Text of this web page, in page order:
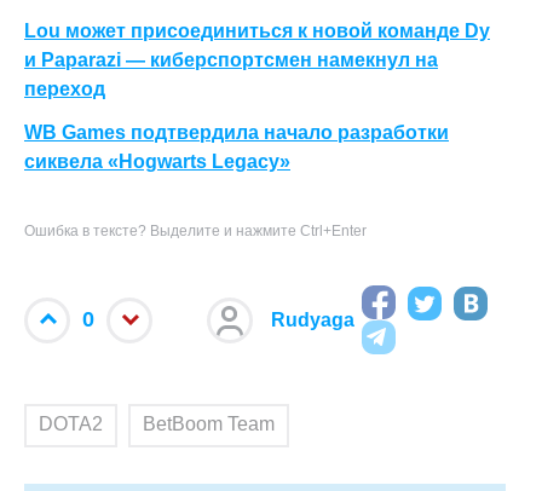
Lou может присоединиться к новой команде Dy
и Paparazi — киберспортсмен намекнул на
переход
WB Games подтвердила начало разработки
сиквела «Hogwarts Legacy»
Ошибка в тексте? Выделите и нажмите Ctrl+Enter
0 Rudyaga
DOTA2 BetBoom Team